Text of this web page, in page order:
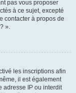
pas vous proposer
à ce sujet, excepté
contacter à propos de
».
les inscriptions afin
il est également
adresse IP ou interdit